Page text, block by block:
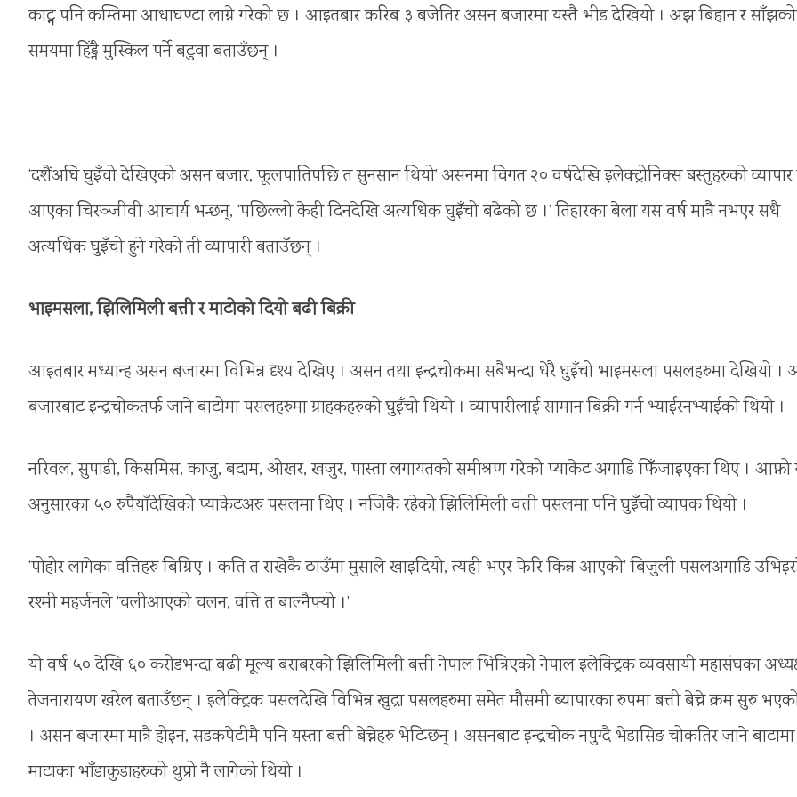
काट्न पनि कम्तिमा आधाघण्टा लाग्ने गरेको छ । आइतबार करिब ३ बजेतिर असन बजारमा यस्तै भीड देखियो । अझ बिहान र साँझको
समयमा हिँड्नै मुस्किल पर्ने बटुवा बताउँछन् ।
‘दशैंअघि घुइँचो देखिएको असन बजार, फूलपातिपछि त सुनसान थियो’ असनमा विगत २० वर्षदेखि इलेक्ट्रोनिक्स बस्तुहरुको व्यापार
आएका चिरञ्जीवी आचार्य भन्छन्, ‘पछिल्लो केही दिनदेखि अत्यधिक घुइँचो बढेको छ ।’ तिहारका बेला यस वर्ष मात्रै नभएर सधै
अत्यधिक घुइँचो हुने गरेको ती व्यापारी बताउँछन् ।
भाइमसला, झिलिमिली बत्ती र माटोको दियो बढी बिक्री
आइतबार मध्यान्ह असन बजारमा विभिन्न दृश्य देखिए । असन तथा इन्द्रचोकमा सबैभन्दा धेरै घुइँचो भाइमसला पसलहरुमा देखियो ।
बजारबाट इन्द्रचोकतर्फ जाने बाटोमा पसलहरुमा ग्राहकहरुको घुइँचो थियो । व्यापारीलाई सामान बिक्री गर्न भ्याईरनभ्याईको थियो ।
नरिवल, सुपाडी, किसमिस, काजु, बदाम, ओखर, खजुर, पास्ता लगायतको समीश्रण गरेको प्याकेट अगाडि फिँजाइएका थिए । आफ्नो
अनुसारका ५० रुपैयाँदेखिको प्याकेटअरु पसलमा थिए । नजिकै रहेको झिलिमिली वत्ती पसलमा पनि घुइँचो व्यापक थियो ।
‘पोहोर लागेका वत्तिहरु बिग्रिए । कति त राखेकै ठाउँमा मुसाले खाइदियो, त्यही भएर फेरि किन्न आएको’ बिजुली पसलअगाडि
रश्मी महर्जनले ‘चलीआएको चलन, वत्ति त बाल्नैपर्‍यो ।’
यो वर्ष ५० देखि ६० करोडभन्दा बढी मूल्य बराबरको झिलिमिली बत्ती नेपाल भित्रिएको नेपाल इलेक्ट्रिक व्यवसायी महासंघका
तेजनारायण खरेल बताउँछन् । इलेक्ट्रिक पसलदेखि विभिन्न खुद्रा पसलहरुमा समेत मौसमी ब्यापारका रुपमा बत्ती बेच्ने क्रम सुरु
। असन बजारमा मात्रै होइन, सडकपेटीमै पनि यस्ता बत्ती बेच्नेहरु भेटिन्छन् । असनबाट इन्द्रचोक नपुग्दै भेडासिङ चोकतिर जाने बाटामा
माटाका भाँडाकुडाहरुको थुप्रो नै लागेको थियो ।